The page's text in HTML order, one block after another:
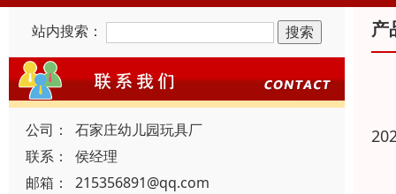
站内搜索：
公司：
石家庄幼儿园玩具厂
联系：
侯经理
邮箱：
215356891@qq.com
产